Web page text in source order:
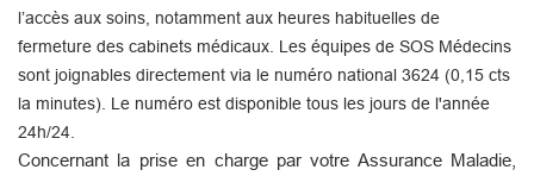
l’accès aux soins, notamment aux heures habituelles de
fermeture des cabinets médicaux. Les équipes de SOS Médecins
sont joignables directement via le numéro national 3624 (0,15 cts
la minutes). Le numéro est disponible tous les jours de l'année
24h/24.
Concernant la prise en charge par votre Assurance Maladie,